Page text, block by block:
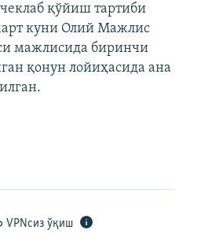
қўйиш тартиби
куни Олий Мажлис
мажлисида биринчи
қонун лойиҳасида ана
VPNсиз ўқиш